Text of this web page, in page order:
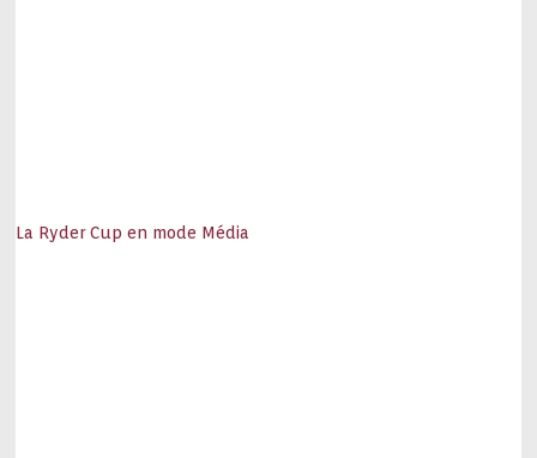
La Ryder Cup en mode Média